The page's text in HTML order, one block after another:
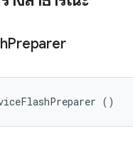
Preparer
()